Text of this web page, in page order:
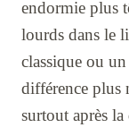
endormie plus
lourds dans le
classique ou
différence plus
surtout après la